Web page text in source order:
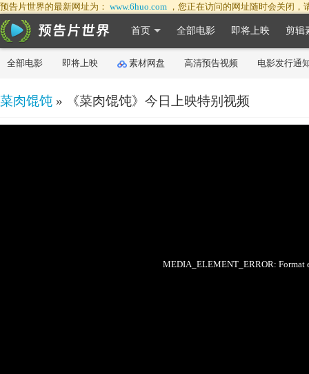
预告片世界的最新网址为： www.6huo.com ，您正在访问的网址随时会关闭
首页 全部电影 即将上映 剪辑
全部电影 即将上映 素材网盘 高清预告视频 电影发行通
菜肉馄饨 » 《菜肉馄饨》今日上映特别视频
MEDIA_ELEMENT_ERROR: Format